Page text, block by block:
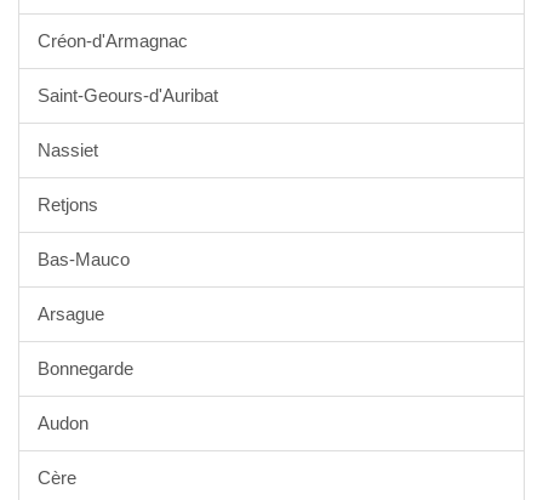
Créon-d'Armagnac
Saint-Geours-d'Auribat
Nassiet
Retjons
Bas-Mauco
Arsague
Bonnegarde
Audon
Cère